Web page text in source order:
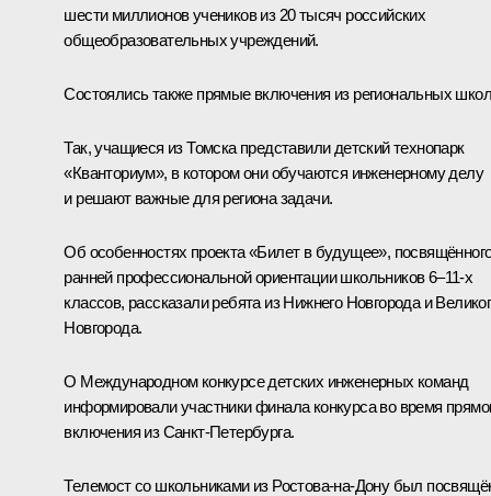
шести миллионов учеников из 20 тысяч российских
общеобразовательных учреждений.
Состоялись также прямые включения из региональных
Так, учащиеся из Томска представили детский технопарк
«Кванториум», в котором они обучаются инженерному делу
и решают важные для региона задачи.
Об особенностях проекта «Билет в будущее»,
ранней профессиональной ориентации школьников 6–11‑х
классов, рассказали ребята из Нижнего Новгорода и
Новгорода.
О Международном конкурсе детских инженерных команд
информировали участники финала конкурса во время
включения из Санкт-Петербурга.
Телемост со школьниками из Ростова-на‑Дону был